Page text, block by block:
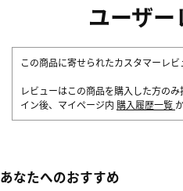
ユーザ
この商品に寄せられたカスタマーレビ
レビューはこの商品を購入した方の
イン後、マイページ内 購入履歴一覧
あなたへのおすすめ